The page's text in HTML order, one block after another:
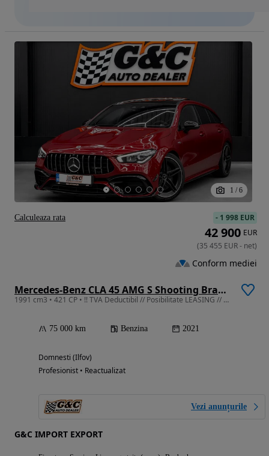
1 / 6
Mercedes-Benz CLA 45 AMG S Shooting Brake 4MATIC+ Aut.
1991 cm3 • 421 CP • !! TVA Deductibil // Posibilitate LEASING // Burmester // Panoramic !!
75 000 km Benzina 2021
Domnesti (Ilfov)
Profesionist • Reactualizat
Vezi anunțurile
G&C IMPORT EXPORT
- 1 998 EUR
42 900 EUR
(35 455 EUR- net)
Conform mediei
Calculeaza rata